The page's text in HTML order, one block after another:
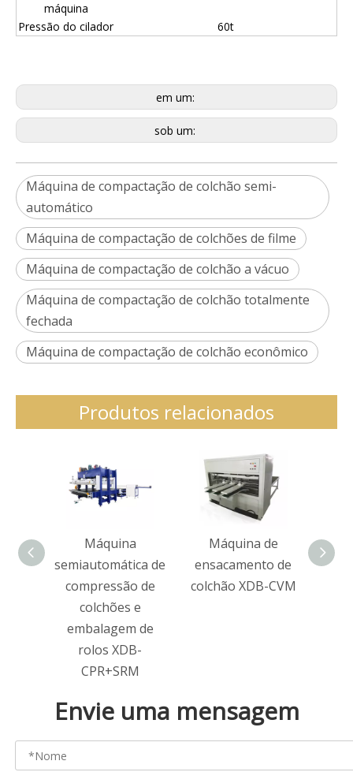
máquina
Pressão do cilador 60t
em um:
sob um:
Máquina de compactação de colchão semi-
automático
Máquina de compactação de colchões de filme
Máquina de compactação de colchão a vácuo
Máquina de compactação de colchão totalmente
fechada
Máquina de compactação de colchão econômico
Produtos relacionados
Máquina
semiautomática de
compressão de
colchões e
embalagem de
rolos XDB-
CPR+SRM
Máquina de
ensacamento de
colchão XDB-CVM
Envie uma mensagem